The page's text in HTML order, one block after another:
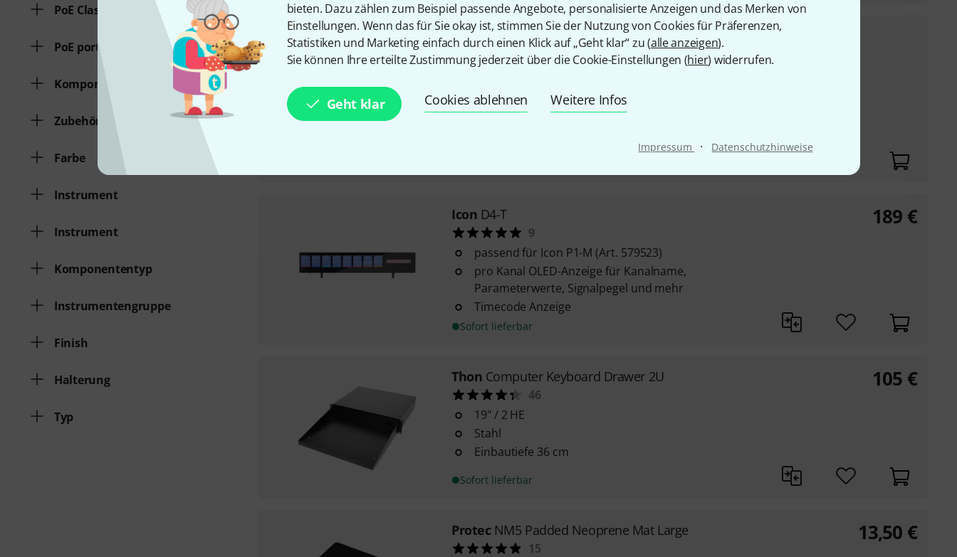
bieten. Dazu zählen zum Beispiel passende Angebote, personalisierte Anzeigen und das Merken von
Einstellungen. Wenn das für Sie okay ist, stimmen Sie der Nutzung von Cookies für Präferenzen,
Statistiken und Marketing einfach durch einen Klick auf „Geht klar“ zu (alle anzeigen).
Sie können Ihre erteilte Zustimmung jederzeit über die Cookie-Einstellungen (hier) widerrufen.
Geht klar Cookies ablehnen Weitere Infos
Impressum · Datenschutzhinweise
PoE Class
PoE ports
Komponententyp
Zubehörart
Farbe
Instrument
Instrument
Komponententyp
Instrumentengruppe
Finish
Halterung
Typ
IK MultimediaiRig BlueBoard
162
4 beleuchtete Gummipads zum Senden von
Programm-, Bank- und anderen MIDI-Befehlen
Expressionpedale oder Schalter
59€
UVP:
Icon D4-T
9
passend für Icon P1-M (Art. 579523)
pro Kanal OLED-Anzeige für Kanalname,
Parameterwerte, Signalpegel und mehr
Timecode Anzeige
Sofort lieferbar
189 €
Thon Computer Keyboard Drawer 2U
46
19" / 2 HE
Stahl
Einbautiefe 36 cm
Sofort lieferbar
105 €
Protec NM5 Padded Neoprene Mat Large
15
13,50 €